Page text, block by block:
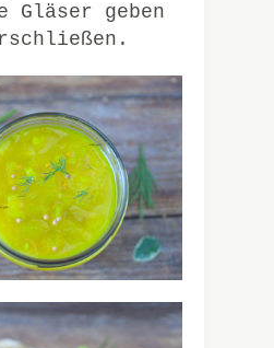
geben